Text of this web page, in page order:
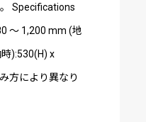
Specifications
〜 1,200 mm (地
):530(H) x
方により異なり